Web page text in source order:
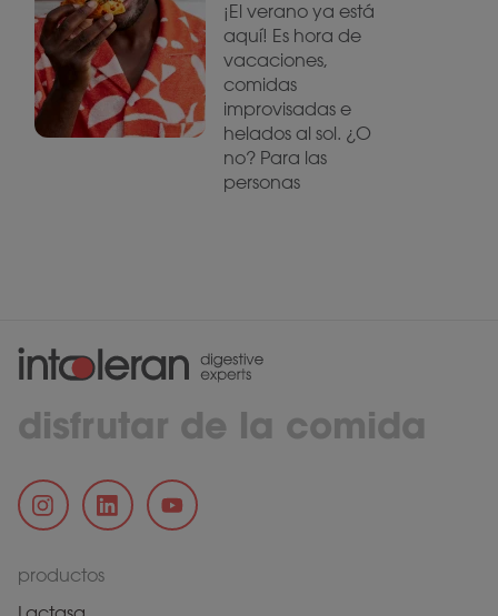
¡El verano ya está
aquí! Es hora de
vacaciones,
comidas
improvisadas e
helados al sol. ¿O
no? Para las
personas
disfrutar de la comida
productos